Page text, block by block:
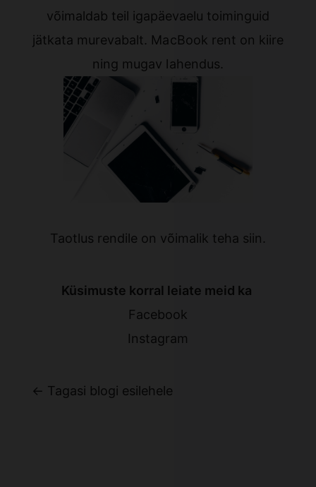
võimaldab teil igapäevaelu toiminguid
jätkata murevabalt. MacBook rent on kiire
ning mugav lahendus.
Taotlus rendile on võimalik teha siin.
Küsimuste korral leiate meid ka
Facebook
Instagram
← Tagasi blogi esilehele